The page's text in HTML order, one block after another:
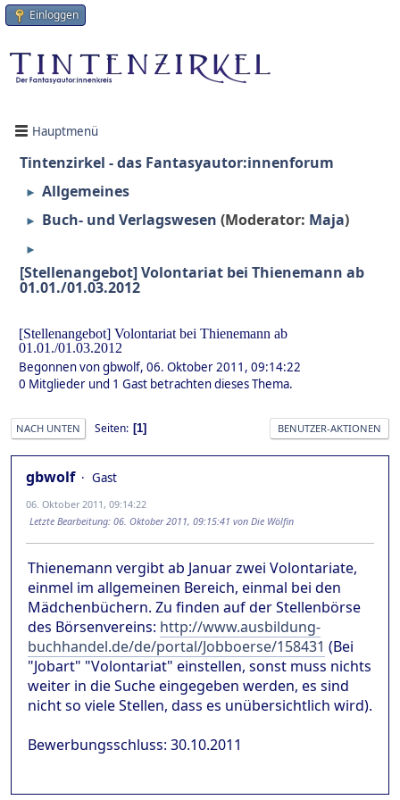
Einloggen
Hauptmenü
Tintenzirkel - das Fantasyautor:innenforum
► Allgemeines
► Buch- und Verlagswesen (Moderator: Maja)
►
[Stellenangebot] Volontariat bei Thienemann ab
01.01./01.03.2012
[Stellenangebot] Volontariat bei Thienemann ab
01.01./01.03.2012
Begonnen von gbwolf, 06. Oktober 2011, 09:14:22
0 Mitglieder und 1 Gast betrachten dieses Thema.
NACH UNTEN Seiten 1 BENUTZER-AKTIONEN
gbwolf Gast
06. Oktober 2011, 09:14:22
Letzte Bearbeitung: 06. Oktober 2011, 09:15:41 von Die Wölfin
Thienemann vergibt ab Januar zwei Volontariate,
einmel im allgemeinen Bereich, einmal bei den
Mädchenbüchern. Zu finden auf der Stellenbörse
des Börsenvereins: http://www.ausbildung-
buchhandel.de/de/portal/Jobboerse/158431 (Bei
"Jobart" "Volontariat" einstellen, sonst muss nichts
weiter in die Suche eingegeben werden, es sind
nicht so viele Stellen, dass es unübersichtlich wird).
Bewerbungsschluss: 30.10.2011